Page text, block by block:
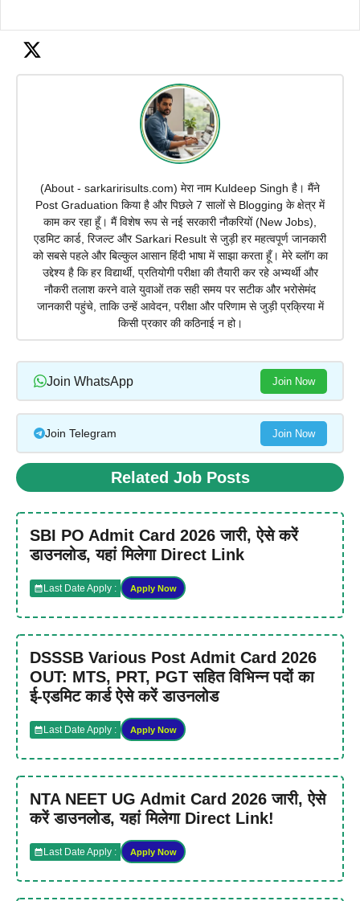
(About - sarkaririsults.com) मेरा नाम Kuldeep Singh है। मैंने
Post Graduation किया है और पिछले 7 सालों से Blogging के क्षेत्र में
काम कर रहा हूँ। मैं विशेष रूप से नई सरकारी नौकरियों (New Jobs),
एडमिट कार्ड, रिजल्ट और Sarkari Result से जुड़ी हर महत्वपूर्ण जानकारी
को सबसे पहले और बिल्कुल आसान हिंदी भाषा में साझा करता हूँ। मेरे ब्लॉग का
उद्देश्य है कि हर विद्यार्थी, प्रतियोगी परीक्षा की तैयारी कर रहे अभ्यर्थी और
नौकरी तलाश करने वाले युवाओं तक सही समय पर सटीक और भरोसेमंद
जानकारी पहुंचे, ताकि उन्हें आवेदन, परीक्षा और परिणाम से जुड़ी प्रक्रिया में
किसी प्रकार की कठिनाई न हो।
Join WhatsApp Join Now
Join Telegram Join Now
Related Job Posts
SBI PO Admit Card 2026 जारी, ऐसे करें
डाउनलोड, यहां मिलेगा Direct Link
Last Date Apply : Apply Now
DSSSB Various Post Admit Card 2026
OUT: MTS, PRT, PGT सहित विभिन्न पदों का
ई-एडमिट कार्ड ऐसे करें डाउनलोड
Last Date Apply : Apply Now
NTA NEET UG Admit Card 2026 जारी, ऐसे
करें डाउनलोड, यहां मिलेगा Direct Link!
Last Date Apply : Apply Now